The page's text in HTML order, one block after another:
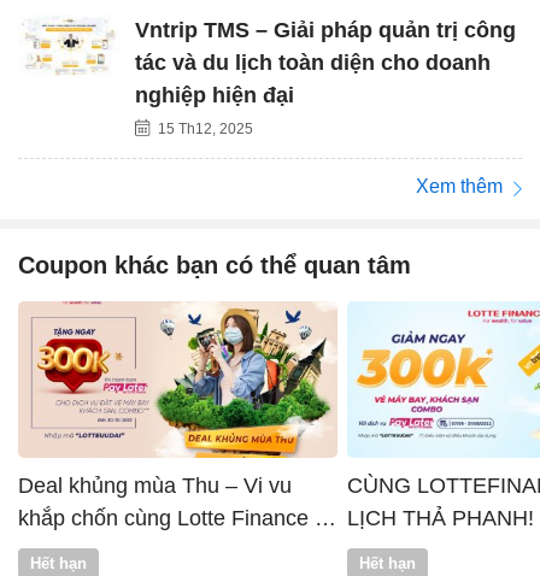
Vntrip TMS – Giải pháp quản trị công
tác và du lịch toàn diện cho doanh
nghiệp hiện đại
15 Th12, 2025
Xem thêm
Coupon khác bạn có thể quan tâm
Deal khủng mùa Thu – Vi vu
khắp chốn cùng Lotte Finance x
Vntrip
Hết hạn
CÙNG
LỊCH THẢ PHANH!
Hết hạn